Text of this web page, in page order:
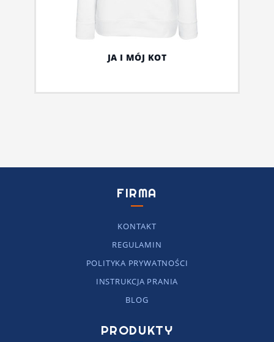
JA I MÓJ KOT
FIRMA
KONTAKT
REGULAMIN
POLITYKA PRYWATNOŚCI
INSTRUKCJA PRANIA
BLOG
PRODUKTY